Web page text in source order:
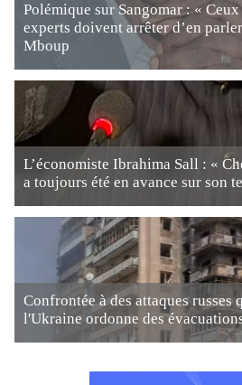
Polémique sur Sangomar : «
experts doivent arrêter d’en
Mboup
L’économiste Ibrahima Sall : «
a toujours été en avance sur son
Confrontée à des attaques russes
l'Ukraine ordonne des